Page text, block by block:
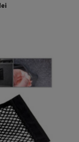
COS